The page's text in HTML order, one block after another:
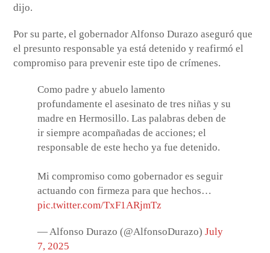
dijo.
Por su parte, el gobernador Alfonso Durazo aseguró que
el presunto responsable ya está detenido y reafirmó el
compromiso para prevenir este tipo de crímenes.
Como padre y abuelo lamento
profundamente el asesinato de tres niñas y su
madre en Hermosillo. Las palabras deben de
ir siempre acompañadas de acciones; el
responsable de este hecho ya fue detenido.
Mi compromiso como gobernador es seguir
actuando con firmeza para que hechos…
pic.twitter.com/TxF1ARjmTz
— Alfonso Durazo (@AlfonsoDurazo)July
7, 2025